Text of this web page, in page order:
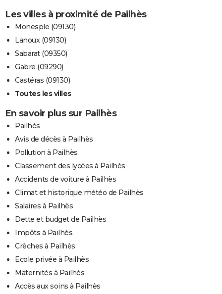
Les villes à proximité de Pailhès
Monesple (09130)
Lanoux (09130)
Sabarat (09350)
Gabre (09290)
Castéras (09130)
Toutes les villes
En savoir plus sur Pailhès
Pailhès
Avis de décès à Pailhès
Pollution à Pailhès
Classement des lycées à Pailhès
Accidents de voiture à Pailhès
Climat et historique météo de Pailhès
Salaires à Pailhès
Dette et budget de Pailhès
Impôts à Pailhès
Crèches à Pailhès
Ecole privée à Pailhès
Maternités à Pailhès
Accès aux soins à Pailhès